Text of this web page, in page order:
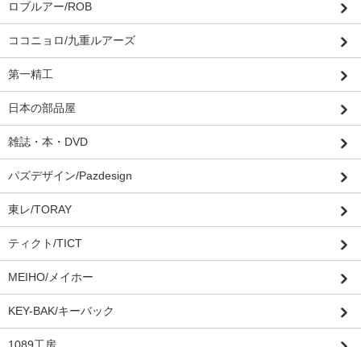
ロブルアー/ROB
ココニョロ/九重ルアーズ
第一精工
日本の部品屋
雑誌・本・DVD
パズデザイン/Pazdesign
東レ/TORAY
ティクト/TICT
MEIHO/メイホー
KEY-BAK/キーバック